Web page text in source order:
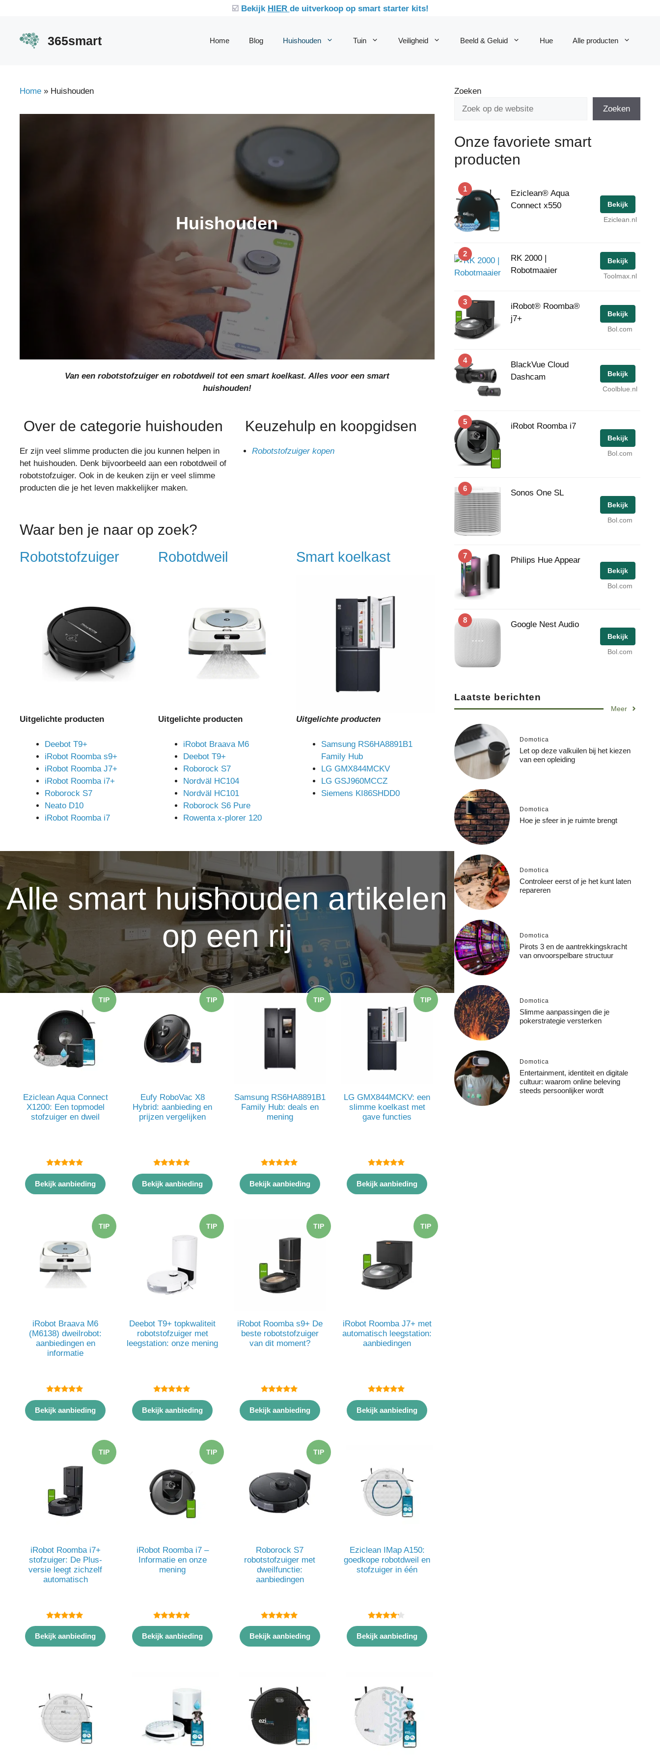
inhoud
☑️ Bekijk HIER de uitverkoop op smart starter kits!
365smart Home Blog Huishouden Tuin Veiligheid Beeld & Geluid Hue Alle producten
Home » Huishouden
Huishouden
Van een robotstofzuiger en robotdweil tot een smart koelkast. Alles voor een smart
huishouden!
Over de categorie huishouden
Er zijn veel slimme producten die jou kunnen helpen in
het huishouden. Denk bijvoorbeeld aan een robotdweil of
robotstofzuiger. Ook in de keuken zijn er veel slimme
producten die je het leven makkelijker maken.
Keuzehulp en koopgidsen
Robotstofzuiger kopen
Waar ben je naar op zoek?
Robotstofzuiger
Uitgelichte producten
Deebot T9+
iRobot Roomba s9+
iRobot Roomba J7+
iRobot Roomba i7+
Roborock S7
Neato D10
iRobot Roomba i7
Robotdweil
Uitgelichte producten
iRobot Braava M6
Deebot T9+
Roborock S7
Nordväl HC104
Nordväl HC101
Roborock S6 Pure
Rowenta x-plorer 120
Smart koelkast
Uitgelichte producten
Samsung RS6HA8891B1
Family Hub
LG GMX844MCKV
LG GSJ960MCCZ
Siemens KI86SHDD0
Alle smart huishouden artikelen
op een rij
TIP
Eziclean Aqua Connect
X1200: Een topmodel
stofzuiger en dweil
5.00
van 5
Bekijk aanbieding
TIP
Eufy RoboVac X8
Hybrid: aanbieding en
prijzen vergelijken
5.00
van 5
Bekijk aanbieding
TIP
Samsung RS6HA8891B1
Family Hub: deals en
mening
5.00
van 5
Bekijk aanbieding
TIP
LG GMX844MCKV: een
slimme koelkast met
gave functies
5.00
van 5
Bekijk aanbieding
TIP
iRobot Braava M6
(M6138) dweilrobot:
aanbiedingen en
informatie
5.00
van 5
Bekijk aanbieding
TIP
Deebot T9+ topkwaliteit
robotstofzuiger met
leegstation: onze mening
5.00
van 5
Bekijk aanbieding
TIP
iRobot Roomba s9+ De
beste robotstofzuiger
van dit moment?
5.00
van 5
Bekijk aanbieding
TIP
iRobot Roomba J7+ met
automatisch leegstation:
aanbiedingen
5.00
van 5
Bekijk aanbieding
TIP
iRobot Roomba i7+
stofzuiger: De Plus-
versie leegt zichzelf
automatisch
5.00
van 5
Bekijk aanbieding
TIP
iRobot Roomba i7 –
Informatie en onze
mening
5.00
van 5
Bekijk aanbieding
TIP
Roborock S7
robotstofzuiger met
dweilfunctie:
aanbiedingen
5.00
van 5
Bekijk aanbieding
Eziclean IMap A150:
goedkope robotdweil en
stofzuiger in één
4.00
van 5
Bekijk aanbieding
Zoeken
Zoeken
Onze favoriete smart
producten
1
Eziclean® Aqua
Connect x550
Bekijk
Eziclean.nl
2
RK 2000 |
Robotmaaier
Bekijk
Toolmax.nl
3
iRobot® Roomba®
j7+
Bekijk
Bol.com
4
BlackVue Cloud
Dashcam
Bekijk
Coolblue.nl
5 iRobot Roomba i7
Bekijk
Bol.com
6 Sonos One SL
Bekijk
Bol.com
7 Philips Hue Appear
Bekijk
Bol.com
8 Google Nest Audio
Bekijk
Bol.com
Laatste berichten
Meer
Domotica
Let op deze valkuilen bij het kiezen
van een opleiding
Domotica
Hoe je sfeer in je ruimte brengt
Domotica
Controleer eerst of je het kunt laten
repareren
Domotica
Pirots 3 en de aantrekkingskracht
van onvoorspelbare structuur
Domotica
Slimme aanpassingen die je
pokerstrategie versterken
Domotica
Entertainment, identiteit en digitale
cultuur: waarom online beleving
steeds persoonlijker wordt